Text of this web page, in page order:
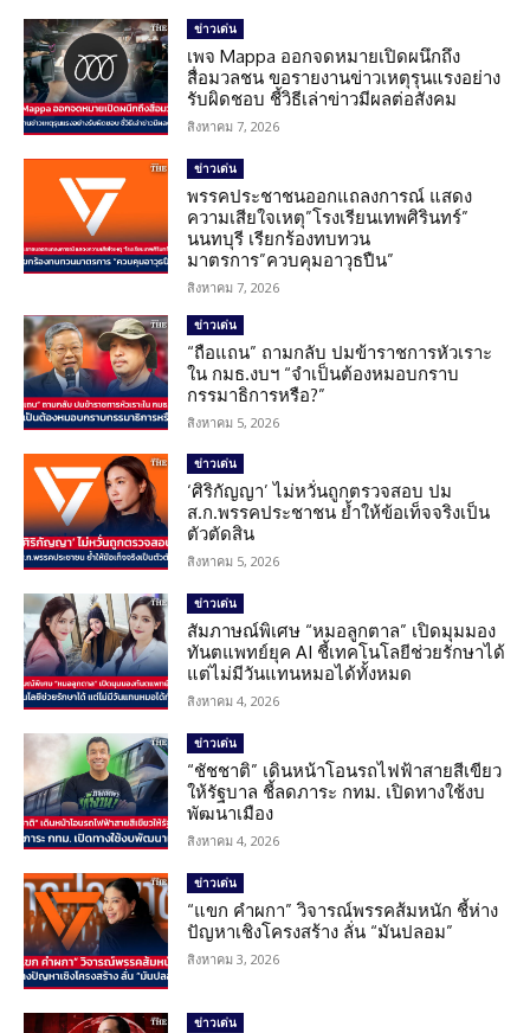
ข่าวเด่น
เพจ Mappa ออกจดหมายเปิดผนึกถึง
สื่อมวลชน ขอรายงานข่าวเหตุรุนแรงอย่าง
รับผิดชอบ ชี้วิธีเล่าข่าวมีผลต่อสังคม
สิงหาคม 7, 2026
ข่าวเด่น
พรรคประชาชนออกแถลงการณ์ แสดง
ความเสียใจเหตุ”โรงเรียนเทพศิรินทร์”
นนทบุรี เรียกร้องทบทวน
มาตรการ”ควบคุมอาวุธปืน”
สิงหาคม 7, 2026
ข่าวเด่น
“ถือแถน” ถามกลับ ปมข้าราชการหัวเราะ
ใน กมธ.งบฯ “จำเป็นต้องหมอบกราบ
กรรมาธิการหรือ?”
สิงหาคม 5, 2026
ข่าวเด่น
‘ศิริกัญญา’ ไม่หวั่นถูกตรวจสอบ ปม
ส.ก.พรรคประชาชน ย้ำให้ข้อเท็จจริงเป็น
ตัวตัดสิน
สิงหาคม 5, 2026
ข่าวเด่น
สัมภาษณ์พิเศษ “หมอลูกตาล” เปิดมุมมอง
ทันตแพทย์ยุค AI ชี้เทคโนโลยีช่วยรักษาได้
แต่ไม่มีวันแทนหมอได้ทั้งหมด
สิงหาคม 4, 2026
ข่าวเด่น
“ชัชชาติ” เดินหน้าโอนรถไฟฟ้าสายสีเขียว
ให้รัฐบาล ชี้ลดภาระ กทม. เปิดทางใช้งบ
พัฒนาเมือง
สิงหาคม 4, 2026
ข่าวเด่น
“แขก คำผกา” วิจารณ์พรรคส้มหนัก ชี้ห่าง
ปัญหาเชิงโครงสร้าง ลั่น “มันปลอม”
สิงหาคม 3, 2026
ข่าวเด่น